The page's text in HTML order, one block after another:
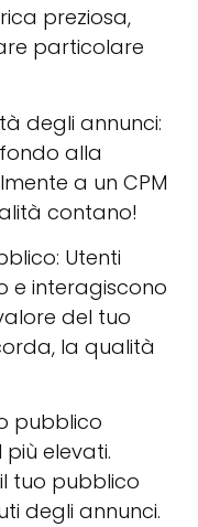
preziosa,
particolare
degli annunci:
alla
a un CPM
contano!
Utenti
e interagiscono
del tuo
la qualità
pubblico
elevati.
tuo pubblico
degli annunci.